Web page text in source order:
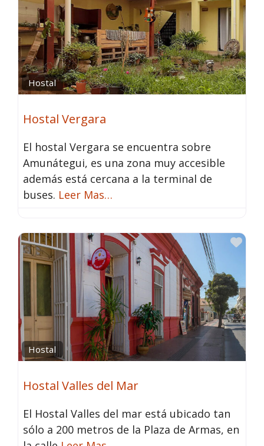
Hostal
Hostal Vergara
El hostal Vergara se encuentra sobre
Amunátegui, es una zona muy accesible
además está cercana a la terminal de
buses. Leer Mas…
Hostal
Hostal Valles del Mar
El Hostal Valles del mar está ubicado tan
sólo a 200 metros de la Plaza de Armas, en